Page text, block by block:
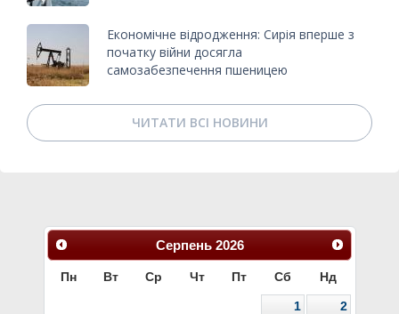
Економічне відродження: Сирія вперше з
початку війни досягла
самозабезпечення пшеницею
ЧИТАТИ ВСІ НОВИНИ
Серпень 2026
Пн Вт Ср Чт Пт Сб Нд
1
2